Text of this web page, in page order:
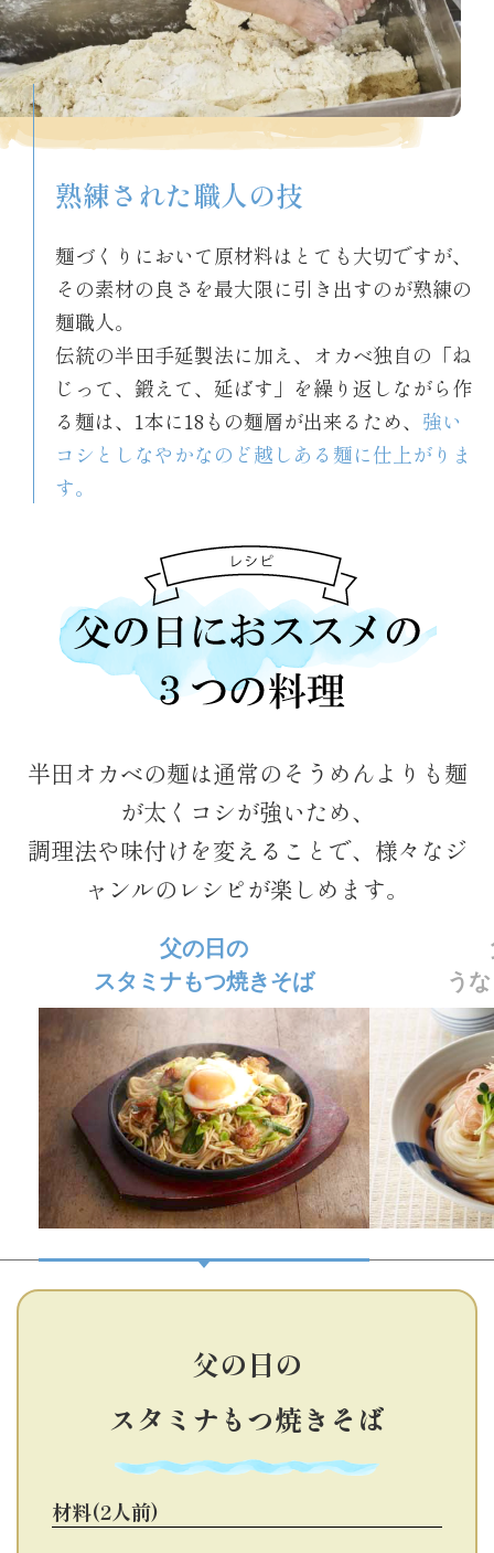
熟練された職人の技
麺づくりにおいて原材料はとても大切ですが、
その素材の良さを最大限に引き出すのが熟練の
麺職人。
伝統の半田手延製法に加え、オカベ独自の「ね
じって、鍛えて、延ばす」を繰り返しながら作
る麺は、1本に18もの麺層が出来るため、 強い
コシとしなやかなのど越しある麺に仕上がりま
す。
半田オカベの麺は通常のそうめんよりも麺
が太くコシが強いため、
調理法や味付けを変えることで、様々なジ
ャンルのレシピが楽しめます。
父の日の
スタミナもつ焼きそば
う
父の日の
スタミナもつ焼きそば
材料(2人前)